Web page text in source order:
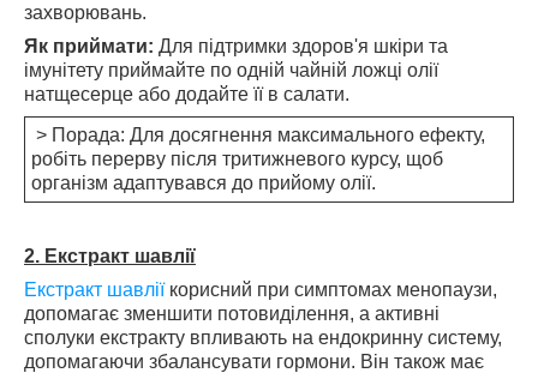
захворювань.
Як приймати: Для підтримки здоров'я шкіри та
імунітету приймайте по одній чайній ложці олії
натщесерце або додайте її в салати.
> Порада: Для досягнення максимального ефекту,
робіть перерву після тритижневого курсу, щоб
організм адаптувався до прийому олії.
2. Екстракт шавлії
Екстракт шавліїкорисний при симптомах менопаузи,
допомагає зменшити потовиділення, а активні
сполуки екстракту впливають на ендокринну систему,
допомагаючи збалансувати гормони. Він також має